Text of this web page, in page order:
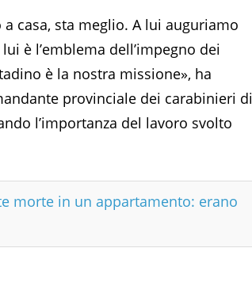
casa, sta meglio. A lui auguriamo
è l’emblema dell’impegno dei
è la nostra missione», ha
provinciale dei carabinieri di
l’importanza del lavoro svolto
morte in un appartamento: erano